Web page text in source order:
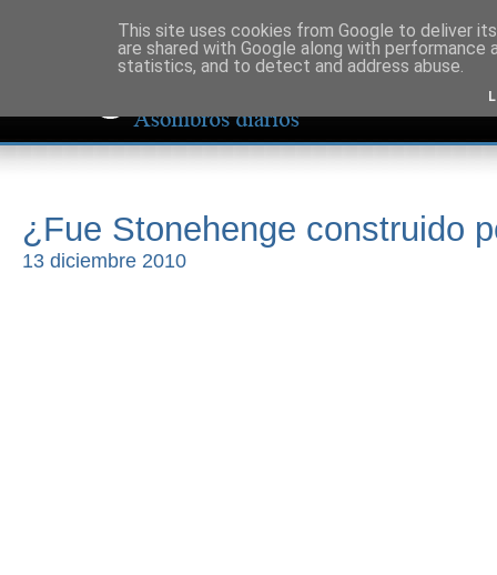
¿Fue Stonehenge construido
13 diciembre 2010
This site uses cookies from Google to deliver
are shared with Google along with
statistics, and to detect and address abuse.